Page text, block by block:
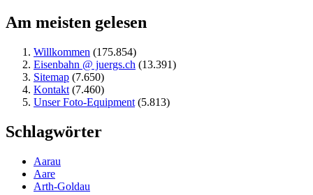
Am meisten gelesen
Willkommen (175.854)
Eisenbahn @ juergs.ch (13.391)
Sitemap (7.650)
Kontakt (7.460)
Unser Foto-Equipment (5.813)
Schlagwörter
Aarau
Aare
Arth-Goldau